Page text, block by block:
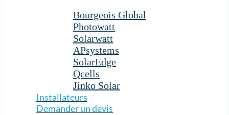
Bourgeois Global
Photowatt
Solarwatt
APsystems
SolarEdge
Qcells
Jinko Solar
Installateurs
Demander un devis